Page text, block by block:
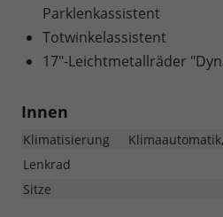
Parklenkassistent
Totwinkelassistent
17"-Leichtmetallräder
Innen
Klimatisierung
Lenkrad
Sitze